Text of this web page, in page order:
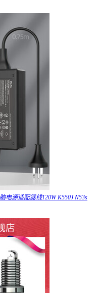
电源适配器线120W K550J N53s